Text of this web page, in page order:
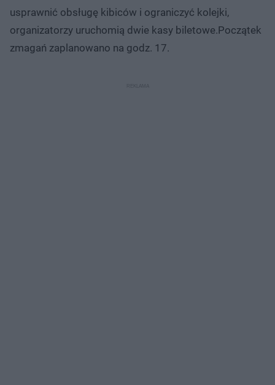
usprawnić obsługę kibiców i ograniczyć kolejki,
organizatorzy uruchomią dwie kasy biletowe.Początek
zmagań zaplanowano na godz. 17.